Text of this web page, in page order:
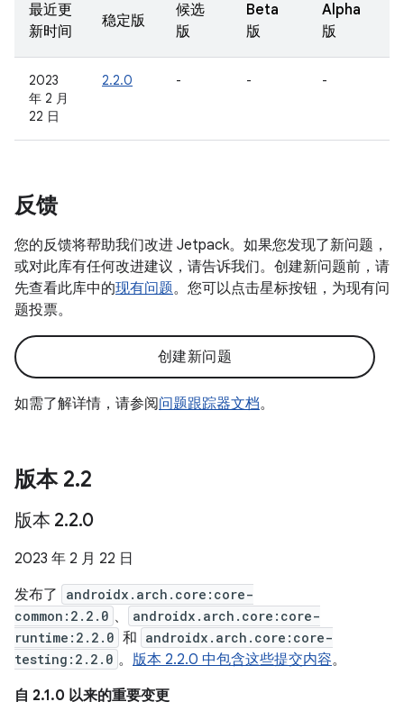
最近更
新时间
稳定版
候选
版
Beta
版
Alpha
版
2023
年 2 月
22 日
2.2.0 - - -
反馈
您的反馈将帮助我们改进 Jetpack。如果您发现了新问题，
或对此库有任何改进建议，请告诉我们。创建新问题前，请
先查看此库中的现有问题。您可以点击星标按钮，为现有问
题投票。
创建新问题
如需了解详情，请参阅问题跟踪器文档。
版本 2.2
版本 2.2.0
2023 年 2 月 22 日
发布了
androidx.arch.core:core-
common:2.2.0 、
androidx.arch.core:core-
runtime:2.2.0 和 androidx.arch.core:core-
testing:2.2.0 。 版本 2.2.0 中包含这些提交内容。
自 2.1.0 以来的重要变更